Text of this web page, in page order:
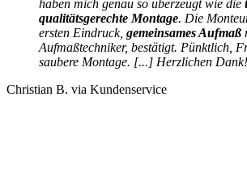
haben mich genau so überzeugt wie die
qualitätsgerechte Montage. Die
ersten Eindruck, gemeinsames Aufmaß
Aufmaßtechniker, bestätigt. Pünktlich,
saubere Montage. [...] Herzlichen Dank!
Christian B. via Kundenservice